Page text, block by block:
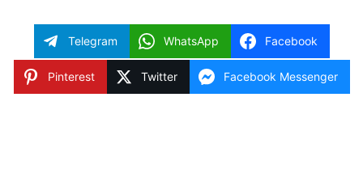
Telegram WhatsApp Facebook
Pinterest Twitter Facebook Messenger